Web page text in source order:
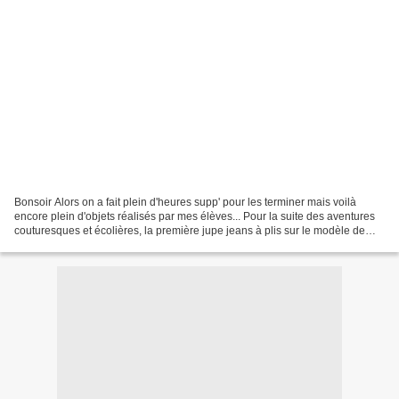
Bonsoir Alors on a fait plein d'heures supp' pour les terminer mais voilà
encore plein d'objets réalisés par mes élèves... Pour la suite des aventures
couturesques et écolières, la première jupe jeans à plis sur le modèle de